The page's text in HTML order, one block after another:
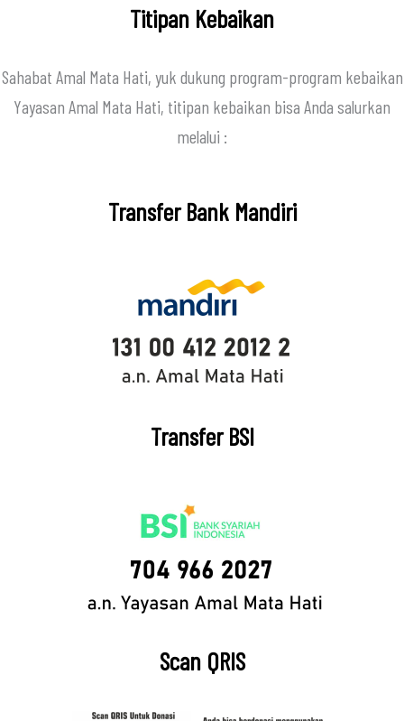
Titipan Kebaikan
Sahabat Amal Mata Hati, yuk dukung program-program kebaikan
Yayasan Amal Mata Hati, titipan kebaikan bisa Anda salurkan
melalui :
Transfer Bank Mandiri
Transfer BSI
Scan QRIS